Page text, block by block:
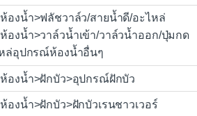
องน้ำ>ฟลัชวาล์ว/สายน้ำดี/อะไหล่
องน้ำ>วาล์วน้ำเข้า/วาล์วน้ำออก/ปุ่มกด
ล่อุปกรณ์ห้องน้ำอื่นๆ
องน้ำ>ฝักบัว>อุปกรณ์ฝักบัว
งน้ำ>ฝักบัว>ฝักบัวเรนชาวเวอร์